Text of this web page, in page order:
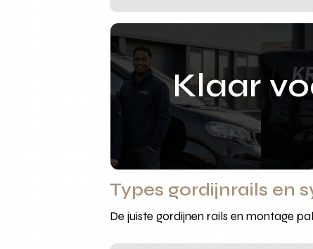
Klaar
Types gordijnrails en
De juiste gordijnen rails en montage